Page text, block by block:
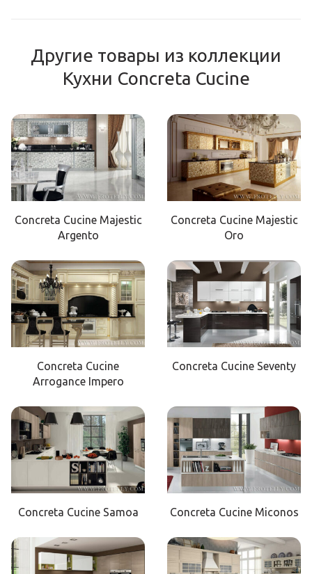
Другие товары из коллекции
Кухни Concreta Cucine
Concreta Cucine Majestic
Argento
Concreta Cucine Majestic
Oro
Concreta Cucine
Arrogance Impero
Concreta Cucine Seventy
Concreta Cucine Samoa Concreta Cucine Miconos